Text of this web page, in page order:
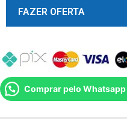
FAZER OFERTA
Comprar pelo Whatsapp